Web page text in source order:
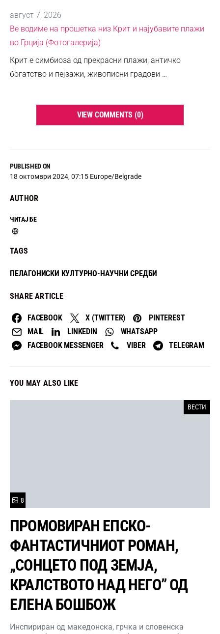
PUBLISHED ON
18 октомври 2024, 07:15 Europe/Belgrade
AUTHOR
ЧИТАЈ БЕ
TAGS
ПЕЛАГОНИСКИ КУЛТУРНО-НАУЧНИ СРЕДБИ
SHARE ARTICLE
FACEBOOK X (TWITTER)
PINTEREST
MAIL
LINKEDIN
WHATSAPP
FACEBOOK MESSENGER
VIBER TELEGRAM
август 7, 2026
Ве водиме на прошетка низ Крит и најубавите плажи
во Грција (Фотогалерија)
Крит е симбиоза од прекрасни плажи, античко
богатство и пејзажи, живописни градови …
VIEW COMMENTS (0)
YOU MAY ALSO LIKE
ВЕСТИ
8
ПРОМОВИРАН ЕПСКО-
ФАНТАСТИЧНИОТ РОМАН,
„СОНЦЕТО ПОД ЗЕМЈА,
КРАЛСТВОТО НАД НЕГО” ОД
ЕЛЕНА БОШБОЖ
Инспириран од македонска, грчка и словенска